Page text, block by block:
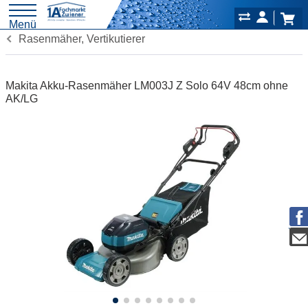
Menü
Rasenmäher, Vertikutierer
Makita Akku-Rasenmäher LM003J Z Solo 64V 48cm ohne
AK/LG